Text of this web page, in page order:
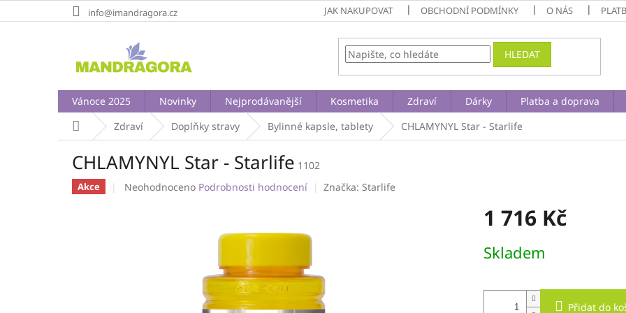
na
info@imandragora.cz JAK NAKUPOVAT OBCHODNÍ PODMÍNKY O NÁS
HLEDAT
Vánoce 2025 Novinky Nejprodávanější Kosmetika Zdraví Dárky Platba a doprava
Domů Zdraví Doplňky stravy Bylinné kapsle, tablety CHLAMYNYL Star - Starlife
CHLAMYNYL Star - Starlife 1102
Akce
Průměrné
Neohodnoceno Podrobnosti hodnocení Značka: Starlife
1 716 Kč
cena:
Skladem
Přidat do